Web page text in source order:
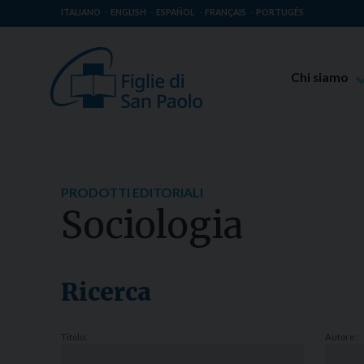
ITALIANO ENGLISH ESPAÑOL FRANÇAIS PORTUGÊS
Chi siamo
PRODOTTI EDITORIALI
Sociologia
Ricerca
Titolo: Autore: